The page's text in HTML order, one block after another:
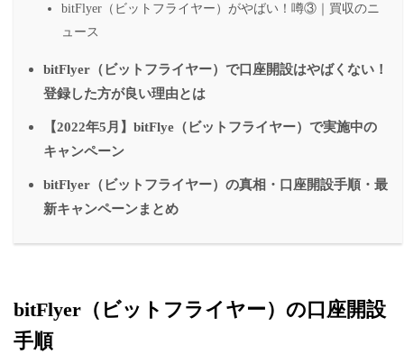
bitFlyer（ビットフライヤー）がやばい！噂③｜買収のニ
ュース
bitFlyer（ビットフライヤー）で口座開設はやばくない！
登録した方が良い理由とは
【2022年5月】bitFlye（ビットフライヤー）で実施中の
キャンペーン
bitFlyer（ビットフライヤー）の真相・口座開設手順・最
新キャンペーンまとめ
bitFlyer（ビットフライヤー）の口座開設
手順